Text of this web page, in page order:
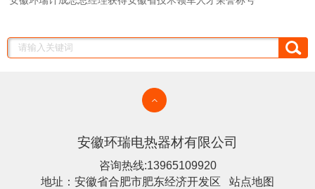
安徽环瑞电热器材有限公司
咨询热线:13965109920
地址：安徽省合肥市肥东经济开发区
站点地图